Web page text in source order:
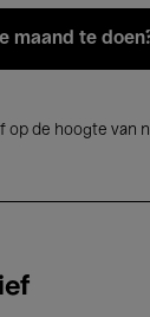
maand te
op de hoogte van